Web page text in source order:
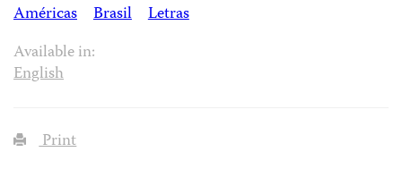
Américas
Brasil
Letras
Available in:
English
Print